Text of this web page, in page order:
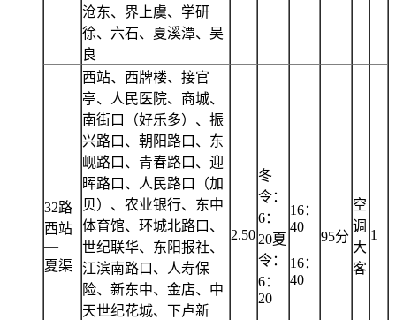
沧东、界上虞、学研
徐、六石、夏溪潭、吴
良
32路
西站
—
夏渠
西站、西牌楼、接官
亭、人民医院、商城、
南街口（好乐多）、振
兴路口、朝阳路口、东
岘路口、青春路口、迎
晖路口、人民路口（加
贝）、农业银行、东中
体育馆、环城北路口、
世纪联华、东阳报社、
江滨南路口、人寿保
险、新东中、金店、中
天世纪花城、下卢新
2.50
冬
令：
6：
20夏
令：
6：
20
16：
40
16：
40
95分
空
调
大
客
1